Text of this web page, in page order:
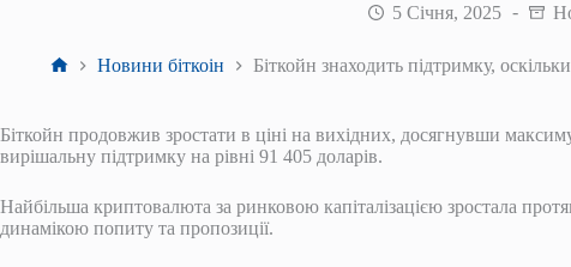
5 Січня, 2025
Головна
Новини біткоін Біткойн знаходить підтримку,
Біткойн продовжив зростати в ціні на вихідних, досягнувши
вирішальну підтримку на рівні 91 405 доларів.
Найбільша криптовалюта за ринковою капіталізацією зростала
динамікою попиту та пропозиції.